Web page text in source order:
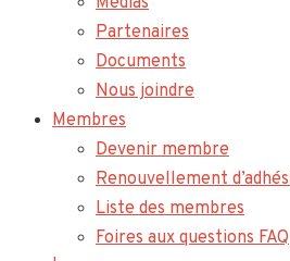
Partenaires
Documents
Nous joindre
Membres
Devenir membre
Renouvellement
Liste des membres
Foires aux questions FAQ